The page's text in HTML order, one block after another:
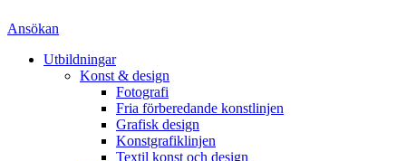
Ansökan
Utbildningar
Konst & design
Fotografi
Fria förberedande konstlinjen
Grafisk design
Konstgrafiklinjen
Textil konst och design